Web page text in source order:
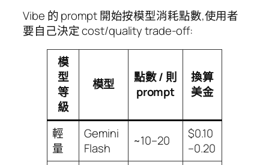
Vibe 的 prompt 開始按模型消耗點數,使用者
要自己決定 cost/quality trade-off:
模
型
等
級
模型
點數 / 則
prompt
換算
美金
輕
量
Gemini
Flash
~10–20
$0.10
–0.20